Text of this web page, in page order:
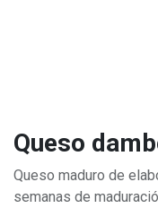
Queso
Queso maduro de
semanas de